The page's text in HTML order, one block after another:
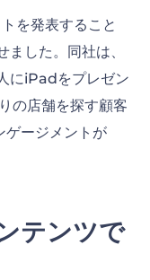
を発表すること
した。同社は、
にiPadをプレゼン
の店舗を探す顧客
ゲージメントが
テンツで